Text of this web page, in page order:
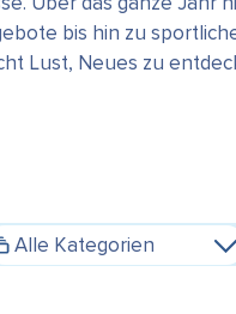
bis hin zu
Lust, Neues zu
Alle Kategorien